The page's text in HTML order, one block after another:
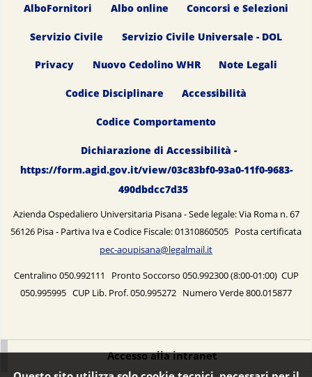
AlboFornitori Albo online Concorsi e Selezioni
Servizio Civile Servizio Civile Universale - DOL
Privacy Nuovo Cedolino WHR Note Legali
Codice Disciplinare Accessibilità
Codice Comportamento
Dichiarazione di Accessibilità -
https://form.agid.gov.it/view/03c83bf0-93a0-11f0-9683-
490dbdcc7d35
Azienda Ospedaliero Universitaria Pisana - Sede legale: Via Roma n. 67
56126 Pisa - Partiva Iva e Codice Fiscale: 01310860505 Posta certificata
pec-aoupisana@legalmail.it
Centralino 050.992111 Pronto Soccorso 050.992300 (8:00-01:00) CUP
050.995995 CUP Lib. Prof. 050.995272 Numero Verde 800.015877
Accesso alla intranet